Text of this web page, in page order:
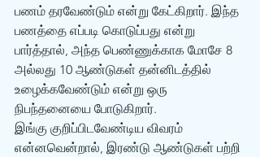
பணம் தரவேண்டும் என்று கேட்கிறார். இந்த
பணத்தை எப்படி கொடுப்பது என்று
பார்த்தால், அந்த பெண்ணுக்காக மோசே 8
அல்லது 10 ஆண்டுகள் தன்னிடத்தில்
உழைக்கவேண்டும் என்று ஒரு
நிபந்தனையை போடுகிறார்.
இங்கு குறிப்பிடவேண்டிய விவரம்
என்னவென்றால், இரண்டு ஆண்டுகள் பற்றி